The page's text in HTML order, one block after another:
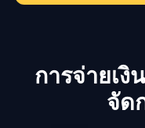
การจ่ายเ
จัด